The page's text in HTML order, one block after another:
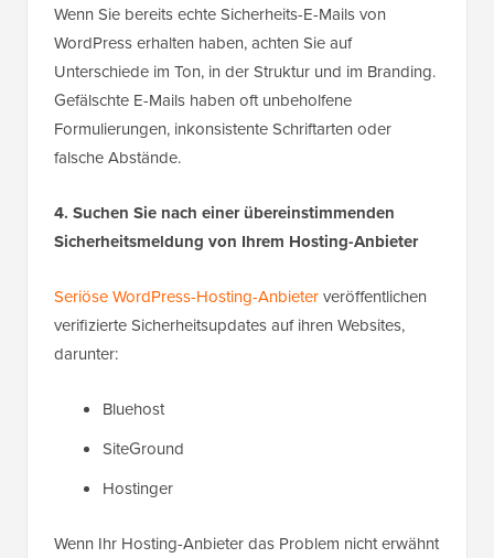
Wenn Sie bereits echte Sicherheits-E-Mails von
WordPress erhalten haben, achten Sie auf
Unterschiede im Ton, in der Struktur und im Branding.
Gefälschte E-Mails haben oft unbeholfene
Formulierungen, inkonsistente Schriftarten oder
falsche Abstände.
4. Suchen Sie nach einer übereinstimmenden
Sicherheitsmeldung von Ihrem Hosting-Anbieter
Seriöse WordPress-Hosting-Anbieterveröffentlichen
verifizierte Sicherheitsupdates auf ihren Websites,
darunter:
Bluehost
SiteGround
Hostinger
Wenn Ihr Hosting-Anbieter das Problem nicht erwähnt